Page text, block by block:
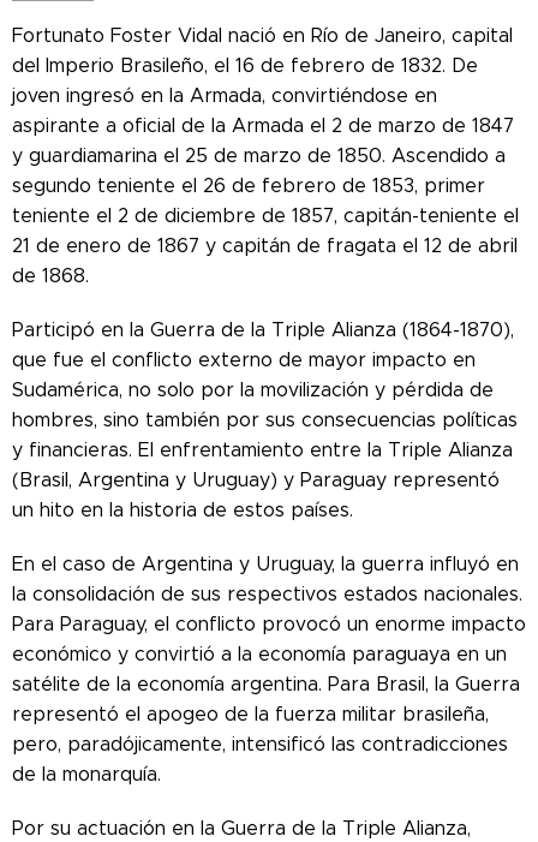
Fortunato Foster Vidal nació en Río de Janeiro, capital
del Imperio Brasileño, el 16 de febrero de 1832. De
joven ingresó en la Armada, convirtiéndose en
aspirante a oficial de la Armada el 2 de marzo de 1847
y guardiamarina el 25 de marzo de 1850. Ascendido a
segundo teniente el 26 de febrero de 1853, primer
teniente el 2 de diciembre de 1857, capitán-teniente el
21 de enero de 1867 y capitán de fragata el 12 de abril
de 1868.
Participó en la Guerra de la Triple Alianza (1864-1870),
que fue el conflicto externo de mayor impacto en
Sudamérica, no solo por la movilización y pérdida de
hombres, sino también por sus consecuencias políticas
y financieras. El enfrentamiento entre la Triple Alianza
(Brasil, Argentina y Uruguay) y Paraguay representó
un hito en la historia de estos países.
En el caso de Argentina y Uruguay, la guerra influyó en
la consolidación de sus respectivos estados nacionales.
Para Paraguay, el conflicto provocó un enorme impacto
económico y convirtió a la economía paraguaya en un
satélite de la economía argentina. Para Brasil, la Guerra
representó el apogeo de la fuerza militar brasileña,
pero, paradójicamente, intensificó las contradicciones
de la monarquía.
Por su actuación en la Guerra de la Triple Alianza,